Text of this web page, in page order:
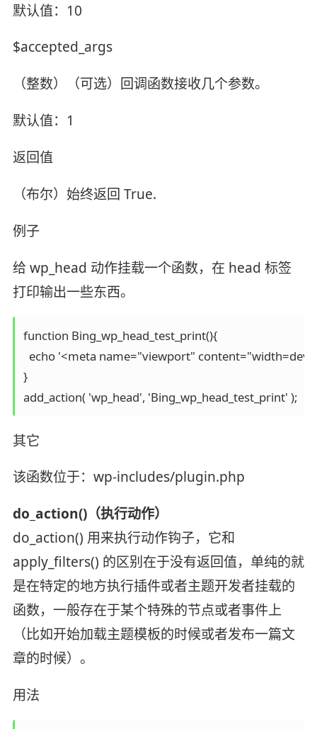
默认值：10
$accepted_args
（整数）（可选）回调函数接收几个参数。
默认值：1
返回值
（布尔）始终返回 True.
例子
给 wp_head 动作挂载一个函数，在 head 标签
打印输出一些东西。
function Bing_wp_head_test_print(){
echo '<meta name="viewport"
}
add_action( 'wp_head', 'Bing_wp_head_test_print' );
其它
该函数位于：wp-includes/plugin.php
do_action()（执行动作）
do_action() 用来执行动作钩子，它和
apply_filters() 的区别在于没有返回值，单纯的就
是在特定的地方执行插件或者主题开发者挂载的
函数，一般存在于某个特殊的节点或者事件上
（比如开始加载主题模板的时候或者发布一篇文
章的时候）。
用法